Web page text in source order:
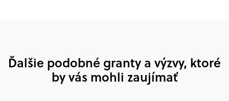
Ďalšie podobné granty a výzvy, ktoré
by vás mohli zaujímať